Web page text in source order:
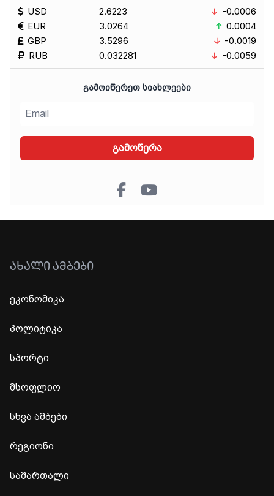
USD
EUR
GBP
RUB
2.6223
3.0264
3.5296
0.032281
-0.0006
0.0004
-0.0019
-0.0059
ᲒᲐᲛᲝᲘᲬᲔᲠᲔᲗ ᲡᲘᲐᲮᲚᲔᲔᲑᲘ
გამოწერა
ᲐᲮᲐᲚᲘ ᲐᲛᲑᲔᲑᲘ
ეკონომიკა
პოლიტიკა
სპორტი
მსოფლიო
სხვა ამბები
რეგიონი
სამართალი